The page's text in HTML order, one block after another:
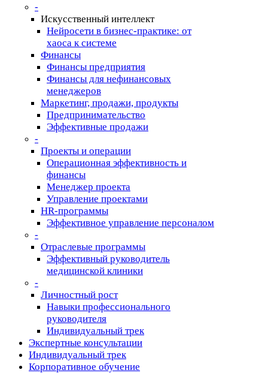
-
Искусственный интеллект
Нейросети в бизнес-практике: от
хаоса к системе
Финансы
Финансы предприятия
Финансы для нефинансовых
менеджеров
Маркетинг, продажи, продукты
Предпринимательство
Эффективные продажи
-
Проекты и операции
Операционная эффективность и
финансы
Менеджер проекта
Управление проектами
HR-программы
Эффективное управление персоналом
-
Отраслевые программы
Эффективный руководитель
медицинской клиники
-
Личностный рост
Навыки профессионального
руководителя
Индивидуальный трек
Экспертные консультации
Индивидуальный трек
Корпоративное обучение